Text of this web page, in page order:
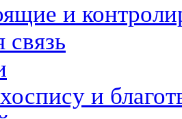
и
связь
и